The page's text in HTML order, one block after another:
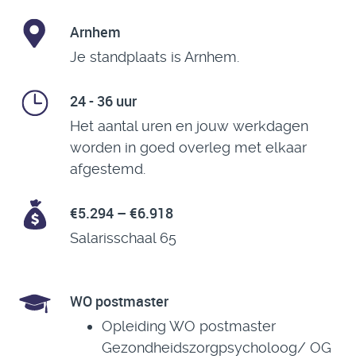
Arnhem
Je standplaats is Arnhem.
24 - 36 uur
Het aantal uren en jouw werkdagen
worden in goed overleg met elkaar
afgestemd.
€5.294 – €6.918
Salarisschaal 65
WO postmaster
Opleiding WO postmaster
Gezondheidszorgpsycholoog/ OG